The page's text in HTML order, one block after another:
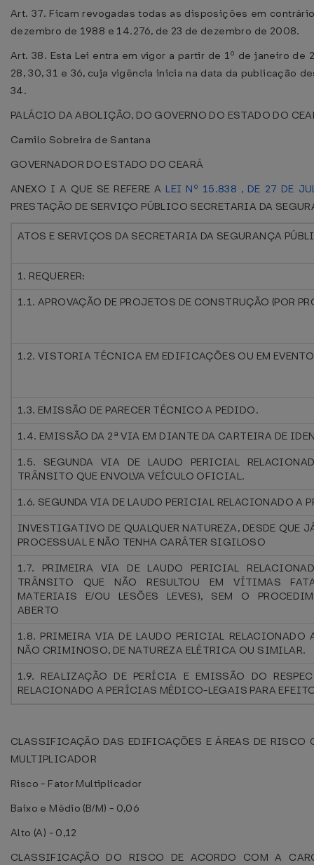
Art. 37. Ficam revogadas todas as disposições em
dezembro de 1988 e 14.276, de 23 de dezembro de 2008.
Art. 38. Esta Lei entra em vigor a partir de 1º de janeiro de
28, 30, 31 e 36, cuja vigência inicia na data da publicação
34.
PALÁCIO DA ABOLIÇÃO, DO GOVERNO DO ESTADO DO
Camilo Sobreira de Santana
GOVERNADOR DO ESTADO DO CEARÁ
ANEXO I A QUE SE REFERE A LEI Nº 15.838 , DE 27 DE
PRESTAÇÃO DE SERVIÇO PÚBLICO SECRETARIA DA
ATOS E SERVIÇOS DA SECRETARIA DA SEGURANÇA
1. REQUERER:
1.1. APROVAÇÃO DE PROJETOS DE CONSTRUÇÃO (POR
1.2. VISTORIA TÉCNICA EM EDIFICAÇÕES OU EM
1.3. EMISSÃO DE PARECER TÉCNICO A PEDIDO.
1.4. EMISSÃO DA 2ª VIA EM DIANTE DA CARTEIRA DE
1.5. SEGUNDA VIA DE LAUDO PERICIAL
TRÂNSITO QUE ENVOLVA VEÍCULO OFICIAL.
1.6. SEGUNDA VIA DE LAUDO PERICIAL RELACIONADO A
INVESTIGATIVO DE QUALQUER NATUREZA, DESDE QUE
PROCESSUAL E NÃO TENHA CARÁTER SIGILOSO
1.7. PRIMEIRA VIA DE LAUDO PERICIAL
TRÂNSITO QUE NÃO RESULTOU EM VÍTIMAS
MATERIAIS E/OU LESÕES LEVES), SEM O
ABERTO
1.8. PRIMEIRA VIA DE LAUDO PERICIAL
NÃO CRIMINOSO, DE NATUREZA ELÉTRICA OU SIMILAR.
1.9. REALIZAÇÃO DE PERÍCIA E EMISSÃO DO
RELACIONADO A PERÍCIAS MÉDICO-LEGAIS PARA
CLASSIFICAÇÃO DAS EDIFICAÇÕES E ÁREAS DE RISCO
MULTIPLICADOR
Risco - Fator Multiplicador
Baixo e Médio (B/M) - 0,06
Alto (A) - 0,12
CLASSIFICAÇÃO DO RISCO DE ACORDO COM A